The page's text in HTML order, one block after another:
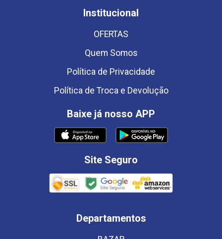
Institucional
OFERTAS
Quem Somos
Política de Privacidade
Política de Troca e Devolução
Baixe já nosso APP
Site Seguro
Departamentos